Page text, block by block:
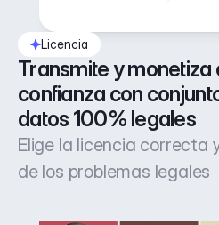
Licencia
Transmite y monetiza
confianza con
datos 100% legales
Elige la licencia correcta
de los problemas legales